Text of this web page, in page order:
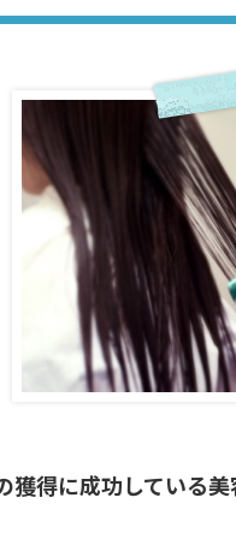
獲得に成功している